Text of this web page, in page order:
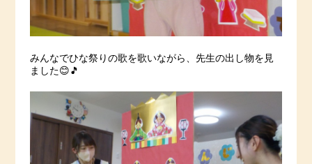
みんなでひな祭りの歌を歌いながら、先生の出し物を見
ました😊🎵